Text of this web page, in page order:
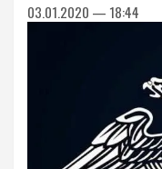
03.01.2020 — 18:44